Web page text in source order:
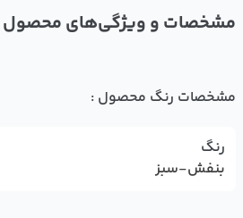
مشخصات و ویژگی‌های محصول
مشخصات رنگ محصول :
رنگ
بنفش-سبز